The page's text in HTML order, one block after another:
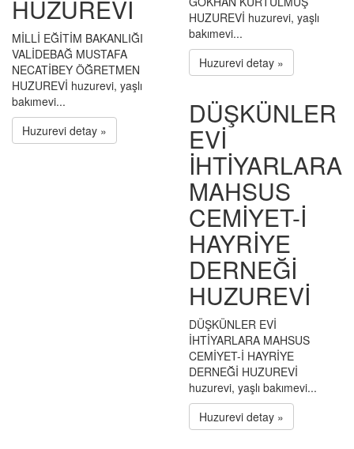
HUZUREVİ
MİLLİ EĞİTİM BAKANLIĞI
VALİDEBAĞ MUSTAFA
NECATİBEY ÖĞRETMEN
HUZUREVİ huzurevi, yaşlı
bakımevi...
Huzurevi detay »
HUZUREVİ huzurevi, yaşlı
bakımevi...
Huzurevi detay »
DÜŞKÜNLER
EVİ
İHTİYARLARA
MAHSUS
CEMİYET-İ
HAYRİYE
DERNEĞİ
HUZUREVİ
DÜŞKÜNLER EVİ
İHTİYARLARA MAHSUS
CEMİYET-İ HAYRİYE
DERNEĞİ HUZUREVİ
huzurevi, yaşlı bakımevi...
Huzurevi detay »